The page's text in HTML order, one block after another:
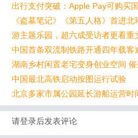
出行支付突破：Apple Pay可购买
《盗墓笔记》《第五人格》首进北
游主题乐园，超六成受访者更看重
中国首条双流制铁路开通四年载客
湖南乡村闲置老宅变身创业空间
中国最北高铁启动按图运行试验
北京多家市属公园延长游船运营时
请登录后发表评论